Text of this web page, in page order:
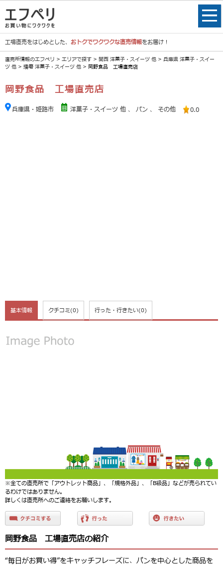
工場直売をはじめとした、 おトクでワクワクな直売情報をお届け！
直売所情報のエフペリ > エリアで探す > 関西 洋菓子・スイーツ 他 > 兵庫県 洋菓子・スイー
ツ 他 > 播磨 洋菓子・スイーツ 他 > 岡野食品 工場直売店
岡野食品 工場直売店
兵庫県・姫路市 洋菓子・スイーツ 他 、 パン 、 その他 0.0
基本情報 クチコミ(0) 行った・行きたい(0)
※全ての直売所で「アウトレット商品」、「規格外品」、「B級品」などが売られてい
るわけではありません。
詳しくは直売所へのご連絡をお願いします。
岡野食品 工場直売店の紹介
“毎日がお買い得”をキャッチフレーズに、パンを中心とした商品を